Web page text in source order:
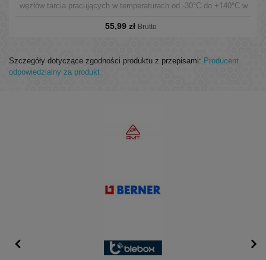
węzłów tarcia pracujących w temperaturach od -30°C do +140°C w
55,99 zł Brutto
Szczegóły dotyczące zgodności produktu z przepisami: Producent
odpowiedzialny za produkt